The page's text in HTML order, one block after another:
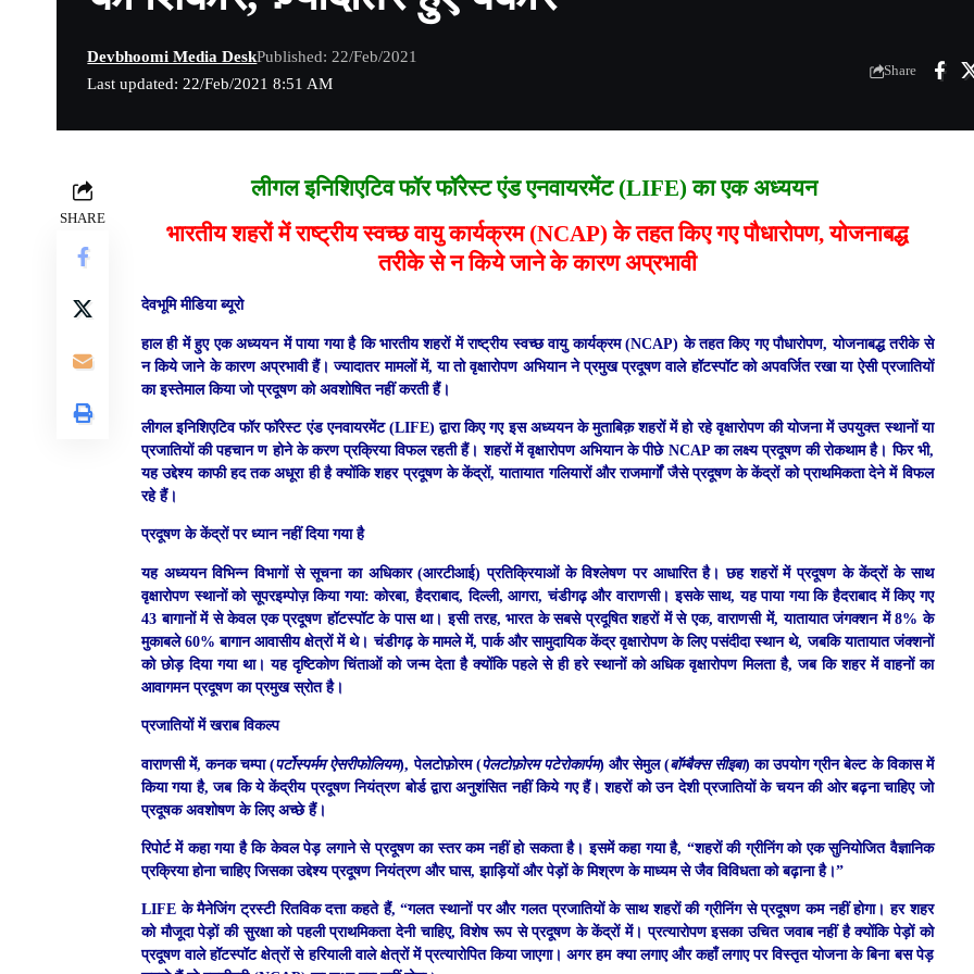
Last updated: 22/Feb/2021 8:51 AM
Devbhoomi Media DeskPublished: 22/Feb/2021
Share
SHARE
लीगल इनिशिएटिव फॉर फॉरेस्ट एंड एनवायरमेंट (LIFE) का एक अध्ययन
भारतीय शहरों में राष्ट्रीय स्वच्छ वायु कार्यक्रम (NCAP) के तहत किए गए पौधारोपण, योजनाबद्ध
तरीके से न किये जाने के कारण अप्रभावी
देवभूमि मीडिया ब्यूरो
हाल ही में हुए एक अध्ययन में पाया गया है कि भारतीय शहरों में राष्ट्रीय स्वच्छ वायु कार्यक्रम (NCAP) के तहत किए गए पौधारोपण, योजनाबद्ध तरीके से
न किये जाने के कारण अप्रभावी हैं। ज्यादातर मामलों में, या तो वृक्षारोपण अभियान ने प्रमुख प्रदूषण वाले हॉटस्पॉट को अपवर्जित रखा या ऐसी प्रजातियों
का इस्तेमाल किया जो प्रदूषण को अवशोषित नहीं करती हैं।
लीगल इनिशिएटिव फॉर फॉरेस्ट एंड एनवायरमेंट (LIFE) द्वारा किए गए इस अध्ययन के मुताबिक़ शहरों में हो रहे वृक्षारोपण की योजना में उपयुक्त स्थानों या
प्रजातियों की पहचान ण होने के करण प्रक्रिया विफल रहती हैं। शहरों में वृक्षारोपण अभियान के पीछे NCAP का लक्ष्य प्रदूषण की रोकथाम है। फिर भी,
यह उद्देश्य काफी हद तक अधूरा ही है क्योंकि शहरप्रदूषणके केंद्रों, यातायात गलियारों और राजमार्गों जैसे प्रदूषण के केंद्रों को प्राथमिकता देने में विफल
रहे हैं।
प्रदूषण के केंद्रों पर ध्यान नहीं दिया गया है
यह अध्ययन विभिन्न विभागों से सूचना का अधिकार (आरटीआई) प्रतिक्रियाओं के विश्लेषण पर आधारित है। छह शहरों में प्रदूषण के केंद्रों के साथ
वृक्षारोपण स्थानों को सूपरइम्पोज़ किया गया: कोरबा, हैदराबाद, दिल्ली, आगरा, चंडीगढ़ और वाराणसी। इसके साथ, यह पाया गया कि हैदराबाद में किए गए
43 बागानों में से केवल एक प्रदूषण हॉटस्पॉट के पास था। इसी तरह, भारत के सबसे प्रदूषित शहरों में से एक, वाराणसी में, यातायात जंगक्शन में 8% के
मुकाबले 60% बागान आवासीय क्षेत्रों में थे। चंडीगढ़ के मामले में, पार्क और सामुदायिक केंद्र वृक्षारोपण के लिए पसंदीदा स्थान थे, जबकि यातायात जंक्शनों
को छोड़ दिया गया था। यह दृष्टिकोण चिंताओं को जन्म देता है क्योंकि पहले से ही हरे स्थानों को अधिक वृक्षारोपण मिलता है, जब कि शहर में वाहनों का
आवागमन प्रदूषण का प्रमुख स्रोत है।
प्रजातियों में खराब विकल्प
वाराणसी में, कनक चम्पा (पर्टोस्पर्मम ऐसरीफोलियम), पेलटोफ़ोरम (पेलटोफ़ोरम पटेरोकार्पम) और सेमुल (बॉम्बैक्स सीइबा) का उपयोग ग्रीन बेल्ट के विकास में
किया गया है, जब कि ये केंद्रीय प्रदूषण नियंत्रण बोर्ड द्वारा अनुशंसित नहीं किये गए हैं। शहरों को उन देशी प्रजातियों के चयन की ओर बढ़ना चाहिए जो
प्रदूषक अवशोषण के लिए अच्छे हैं।
रिपोर्ट में कहा गया है कि केवल पेड़ लगाने से प्रदूषण का स्तर कम नहीं हो सकता है। इसमें कहा गया है, “शहरों की ग्रीनिंग को एक सुनियोजित वैज्ञानिक
प्रक्रिया होना चाहिए जिसका उद्देश्य प्रदूषण नियंत्रण और घास, झाड़ियों और पेड़ों के मिश्रण के माध्यम से जैव विविधता को बढ़ाना है।”
LIFE के मैनेजिंग ट्रस्टी रितविक दत्ता कहते हैं, “गलत स्थानों पर और गलत प्रजातियों के साथ शहरों की ग्रीनिंग से प्रदूषण कम नहीं होगा। हर शहर
को मौजूदा पेड़ों की सुरक्षा को पहली प्राथमिकता देनी चाहिए, विशेष रूप से प्रदूषण के केंद्रों में। प्रत्यारोपण इसका उचित जवाब नहीं है क्योंकि पेड़ों को
प्रदूषण वाले हॉटस्पॉट क्षेत्रों से हरियाली वाले क्षेत्रों में प्रत्यारोपित किया जाएगा। अगर हम क्या लगाए और कहाँ लगाए पर विस्तृत योजना के बिना बस पेड़